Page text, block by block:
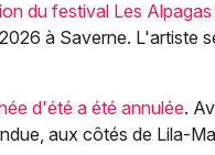
du festival Les Alpagas
à Saverne. L'artiste
d'été a été annulée.
aux côtés de Lila-